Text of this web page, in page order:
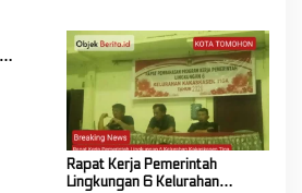
Rapat Kerja Pemerintah
Lingkungan 6 Kelurahan